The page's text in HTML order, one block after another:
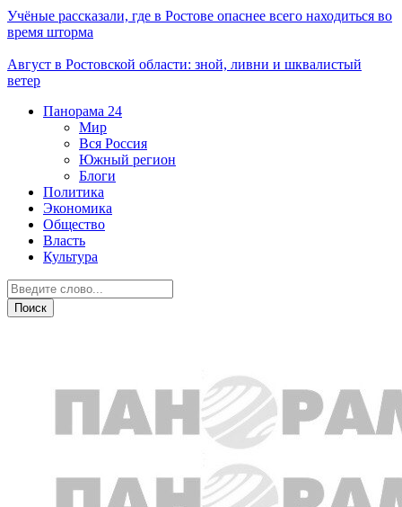
Учёные рассказали, где в Ростове опаснее всего находиться во
время шторма
Август в Ростовской области: зной, ливни и шквалистый
ветер
Панорама 24
Мир
Вся Россия
Южный регион
Блоги
Политика
Экономика
Общество
Власть
Культура